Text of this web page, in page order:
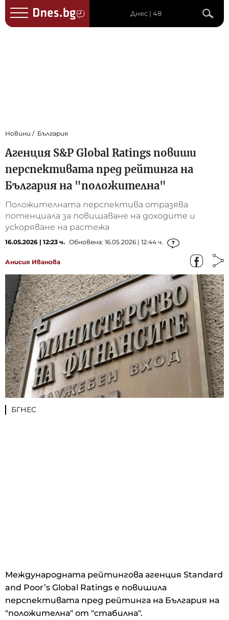
Днес | 48
Новини България
Агенция S&P Global Ratings повиши
перспективата пред рейтинга на
България на "положителна"
Положителната перспектива отразява
потенциала за повишаване на доходите и
ускоряване на растежа
16.05.2026 | 12:23 ч. Обновена: 16.05.2026 | 12:44 ч. 7
Анисия Иванова
БГНЕС
Международната рейтингова агенция Standard
and Poor’s Global Ratings е повишила
перспективата пред рейтинга на България на
"положителна" от "стабилна".